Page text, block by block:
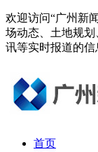
欢迎访问“广州新
场动态、土地规
讯等实时报道的信
首页